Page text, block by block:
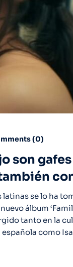
(0)
son
se lo ha
álbum
tanto en la
como